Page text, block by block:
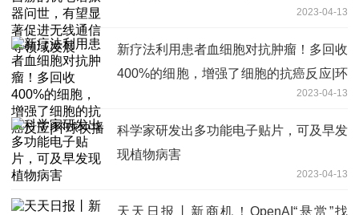
2023-04-13
新疗法利用患者血细胞对抗肿瘤！多回收
400%的细胞，增强了细胞的抗癌反应|环
2023-04-13
科学家研发出多功能电子贴片，可及早发
现植物病害
2023-04-13
天天日报丨新商机！OpenAI“悬赏”找